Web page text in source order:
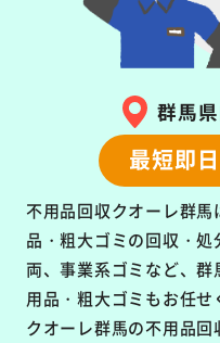
群馬
最短即
不用品回収クオーレ群
品・粗大ゴミの回収・処
両、事業系ゴミなど、
用品・粗大ゴミもお任せ
クオーレ群馬の不用品回